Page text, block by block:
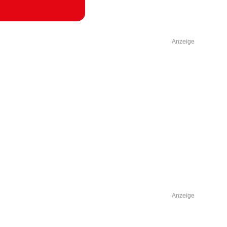
Anzeige
Anzeige